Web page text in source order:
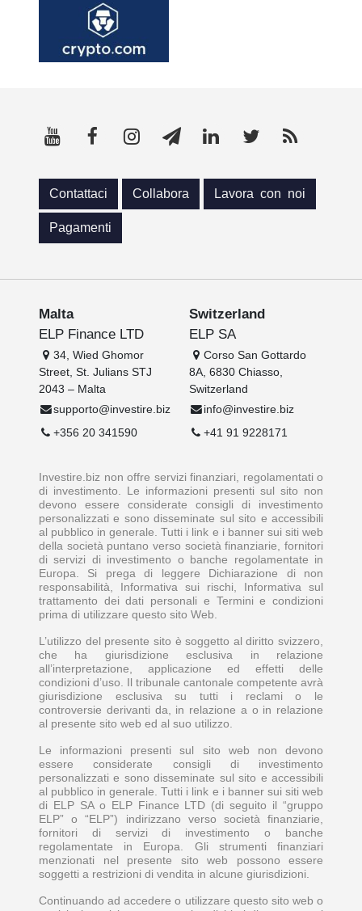
Contattaci Collabora Lavora con noi
Pagamenti
Malta
ELP Finance LTD
34, Wied Ghomor
Street, St. Julians STJ
2043 – Malta
supporto@investire.biz
+356 20 341590
Switzerland
ELP SA
Corso San Gottardo
8A, 6830 Chiasso,
Switzerland
info@investire.biz
+41 91 9228171
Investire.biz non offre servizi finanziari, regolamentati o
di investimento. Le informazioni presenti sul sito non
devono essere considerate consigli di investimento
personalizzati e sono disseminate sul sito e accessibili
al pubblico in generale. Tutti i link e i banner sui siti web
della società puntano verso società finanziarie, fornitori
di servizi di investimento o banche regolamentate in
Europa. Si prega di leggere Dichiarazione di non
responsabilità, Informativa sui rischi, Informativa sul
trattamento dei dati personali e Termini e condizioni
prima di utilizzare questo sito Web.
L’utilizzo del presente sito è soggetto al diritto svizzero,
che ha giurisdizione esclusiva in relazione
all’interpretazione, applicazione ed effetti delle
condizioni d’uso. Il tribunale cantonale competente avrà
giurisdizione esclusiva su tutti i reclami o le
controversie derivanti da, in relazione a o in relazione
al presente sito web ed al suo utilizzo.
Le informazioni presenti sul sito web non devono
essere considerate consigli di investimento
personalizzati e sono disseminate sul sito e accessibili
al pubblico in generale. Tutti i link e i banner sui siti web
di ELP SA o ELP Finance LTD (di seguito il “gruppo
ELP” o “ELP”) indirizzano verso società finanziarie,
fornitori di servizi di investimento o banche
regolamentate in Europa. Gli strumenti finanziari
menzionati nel presente sito web possono essere
soggetti a restrizioni di vendita in alcune giurisdizioni.
Continuando ad accedere o utilizzare questo sito web o